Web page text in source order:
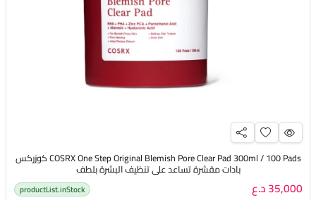
COSRX One Step Original Blemish Pore Clear Pad 300ml / 100 Pads كوزركس
بادات مقشرة تساعد على تنظيف البشرة بلطف
35,000 د.ع productList.inStock